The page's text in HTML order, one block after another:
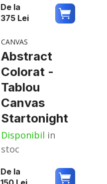
De la
375 Lei
CANVAS
Abstract
Colorat -
Tablou
Canvas
Startonight
Disponibil in
stoc
De la